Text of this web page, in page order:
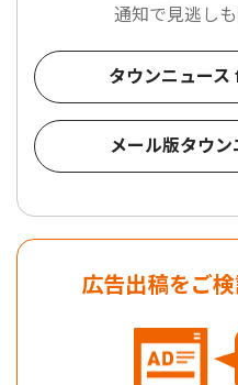
通知で見逃し
タウンニュー
メール版タウ
広告出稿をご